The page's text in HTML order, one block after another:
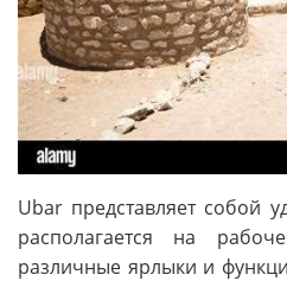
Ubar представляет собой
располагается на
различные ярлыки и